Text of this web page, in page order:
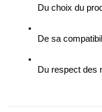
Du choix du
De sa
Du respect des